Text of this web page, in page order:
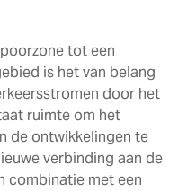
tot een
is het van belang
door het
ruimte om het
de ontwikkelingen te
verbinding aan de
combinatie met een